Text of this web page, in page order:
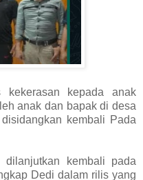
kekerasan kepada anak
anak dan bapak di desa
kembali Pada
kembali pada
Dedi dalam rilis yang